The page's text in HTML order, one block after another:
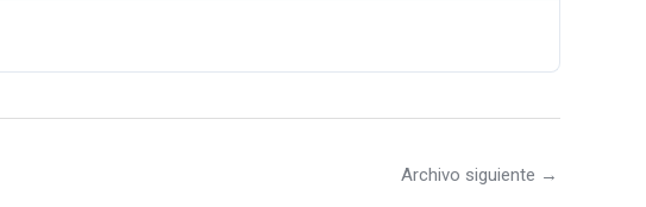
Archivo siguiente →